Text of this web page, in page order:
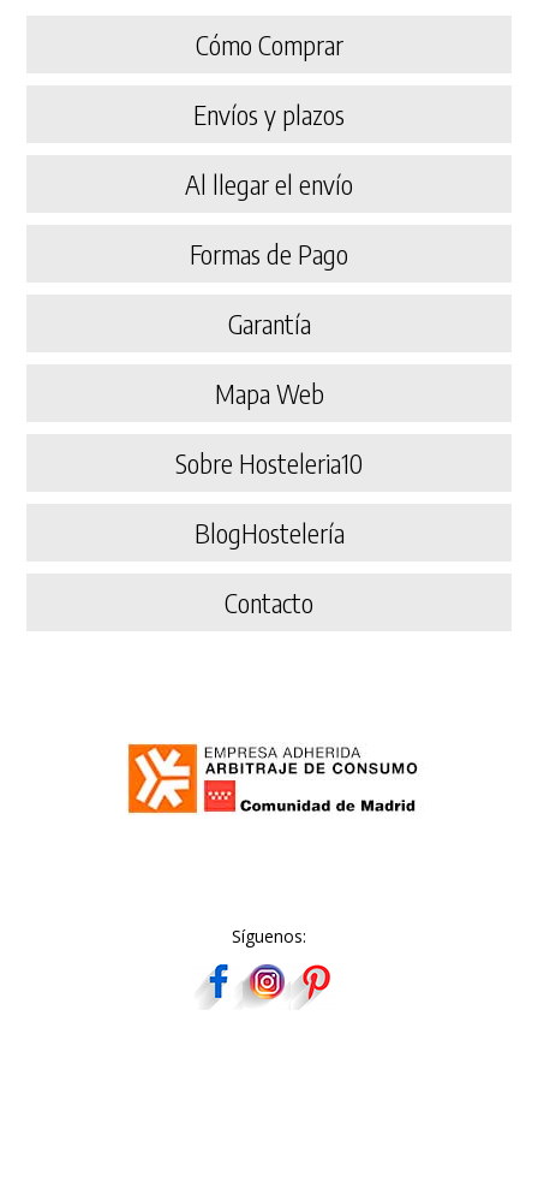
Cómo Comprar
Envíos y plazos
Al llegar el envío
Formas de Pago
Garantía
Mapa Web
Sobre Hosteleria10
BlogHostelería
Contacto
Síguenos: